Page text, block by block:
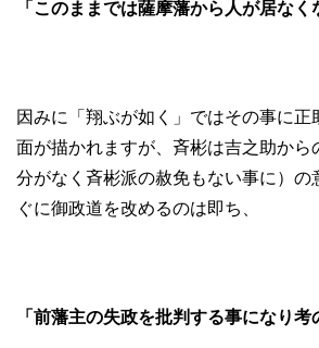
「このままでは薩摩藩から人が居なく
因みに「翔ぶが如く」ではその事に正
面が描かれますが、斉彬は吉之助から
分がなく斉彬派の赦免もない事に）の
ぐに御政道を改めるのは即ち、
「前藩主の失政を批判する事になり考